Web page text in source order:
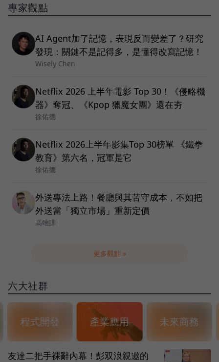
專家觀點
AI Agent加了記憶，表現反而變差了？研究
發現：關鍵不是記得多，是懂得改寫記憶！
Wisely Chen
Netflix 2026 上半年電影 Top 30！《侵略機
器》奪冠、《Kpop 獵魔女團》還在夯
徐佑德
Netflix 2026上半年影集Top 30榜單 《鐵拳
教育》第六名，冠軍是它
徐佑德
外送專法上路！餐廳與其苦守成本，不如把
外送當「獨立市場」重新定價
高端訓
更多觀點 »
六大社群
程式開發 產業應用 未來商務
友達二把手裸辭內幕！彭双浪親邀的